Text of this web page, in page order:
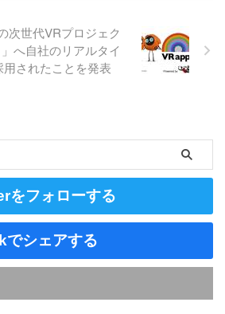
次世代VRプロジェク
へ自社のリアルタイ
されたことを発表
をフォローする
シェアする